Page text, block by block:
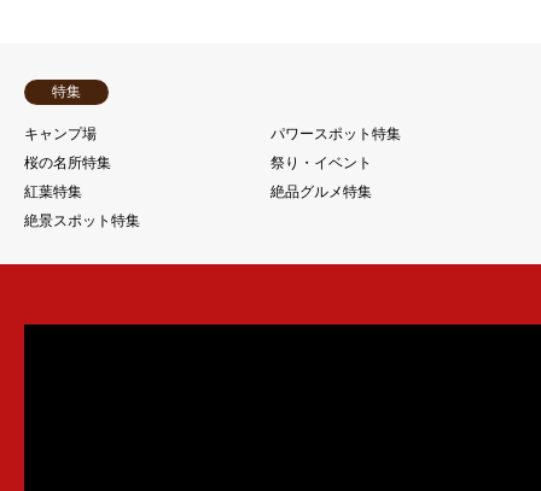
特集
キャンプ場
パワースポット特集
桜の名所特集
祭り・イベント
紅葉特集
絶品グルメ特集
絶景スポット特集